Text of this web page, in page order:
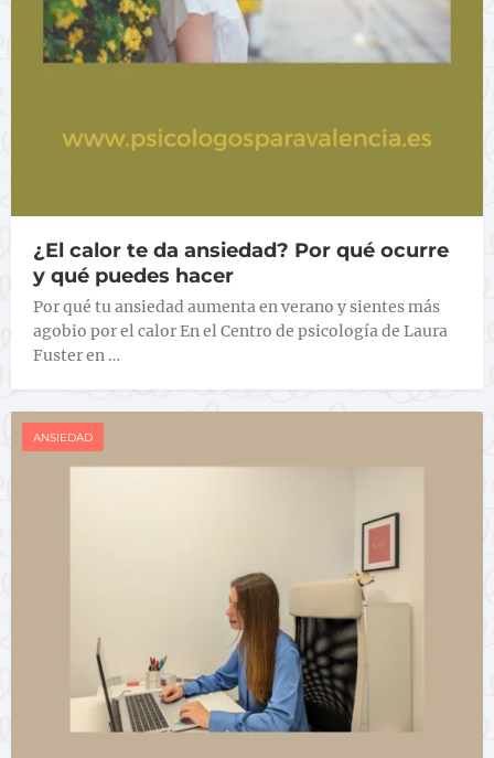
¿El calor te da ansiedad? Por qué ocurre
y qué puedes hacer
Por qué tu ansiedad aumenta en verano y sientes más
agobio por el calor En el Centro de psicología de Laura
Fuster en …
ANSIEDAD